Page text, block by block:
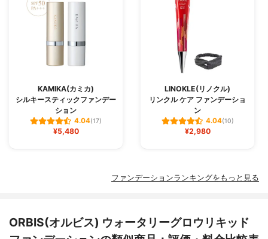
KAMIKA(カミカ)
シルキースティックファンデー
ション
4.04(17)
¥5,480
LINOKLE(リノクル)
リンクル ケア ファンデーショ
ン
4.04(10)
¥2,980
ファンデーションランキングをもっと見る
ORBIS(オルビス) ウォータリーグロウリキッド